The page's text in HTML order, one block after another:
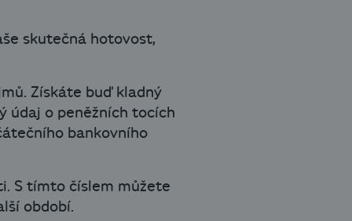
skutečná hotovost,
Získáte buď kladný
údaj o peněžních tocích
bankovního
S tímto číslem můžete
období.